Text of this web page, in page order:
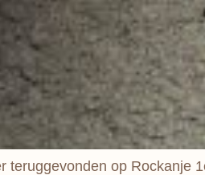
teruggevonden op Rockanje